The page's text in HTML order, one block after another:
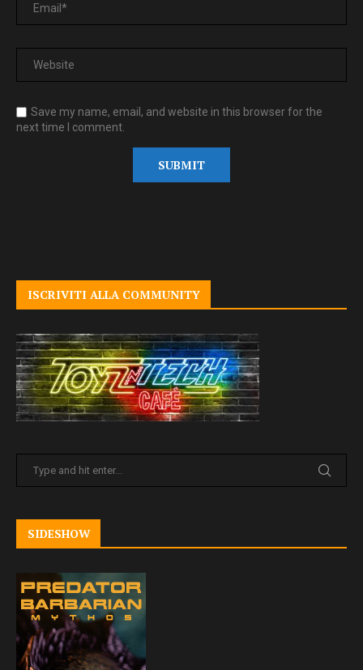
Save my name, email, and website in this browser for the
next time I comment.
ISCRIVITI ALLA COMMUNITY
SIDESHOW